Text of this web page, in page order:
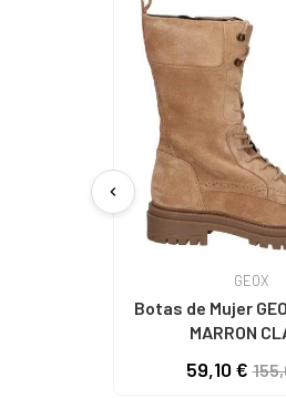
chevron_left
GEOX
Botas de Mujer
MARRON
59,10 €